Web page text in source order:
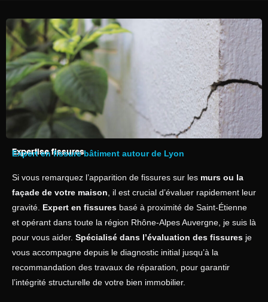
Expertise fissures
Expert en fissure bâtiment autour de Lyon
Si vous remarquez l’apparition de fissures sur les murs ou la
façade de votre maison , il est crucial d’évaluer rapidement leur
gravité. Expert en fissures basé à proximité de Saint-Étienne
et opérant dans toute la région Rhône-Alpes Auvergne, je suis là
pour vous aider. Spécialisé dans l’évaluation des fissures je
vous accompagne depuis le diagnostic initial jusqu’à la
recommandation des travaux de réparation, pour garantir
l’intégrité structurelle de votre bien immobilier.